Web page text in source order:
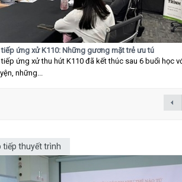
tiếp ứng xử K110: Những gương mặt trẻ ưu tú
ứng xử thu hút K110 đã kết thúc sau 6 buổi học
những...
tiếp thuyết trình